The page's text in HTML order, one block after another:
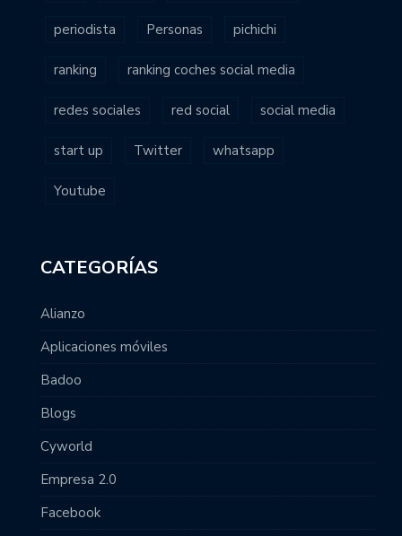
periodista Personas pichichi
ranking ranking coches social media
redes sociales red social social media
start up Twitter whatsapp
Youtube
CATEGORÍAS
Alianzo
Aplicaciones móviles
Badoo
Blogs
Cyworld
Empresa 2.0
Facebook